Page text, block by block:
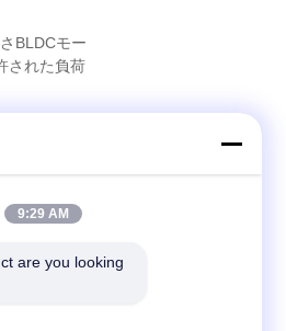
BLDCモー
された負荷
1N.M
た負荷範
スタマイ
マイズさ
9:29 AM
are you looking